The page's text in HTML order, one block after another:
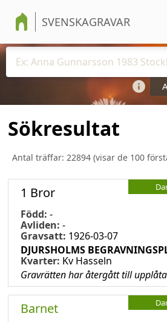
SVENSKAGRAVAR
Sökresultat
Antal träffar: 22894 (visar de 100
1 Bror
Född: -
Avliden: -
Gravsatt: 1926-03-07
DJURSHOLMS
Kvarter: Kv Hasseln
Gravrätten har återgått till
Barnet